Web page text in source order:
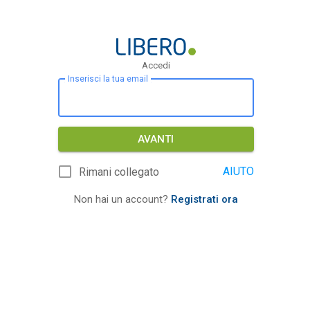
Accedi
Inserisci la tua email
AVANTI
Rimani collegato AIUTO
Non hai un account? Registrati ora